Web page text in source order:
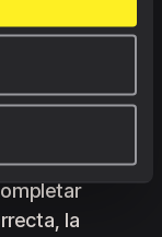
de las
la